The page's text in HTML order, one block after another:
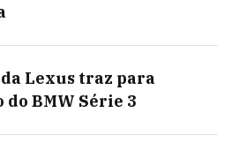
da Lexus traz para
BMW Série 3